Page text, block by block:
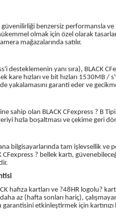
güvenilirliği benzersiz
olmak için özel olarak
mağazalarında satılır.
desteklemenin yanı sıra), BLACK
kare hızları ve bit hızları
yakalamasını garanti eder ve
olan BLACK CFexpress ? B
hızla boşaltması ve çekime geri
bilgisayarlarında tam işlevsellik
? bellek kartı,
hafıza kartları ve ?48HR logolu?
az (hafta sonları hariç),
garantisini etkinleştirmek için